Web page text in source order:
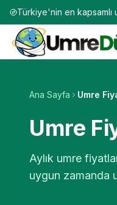
Türkiye'nin en kapsamlı
Ana Sayfa Umre
Umre
Aylık umre
uygun zamanda